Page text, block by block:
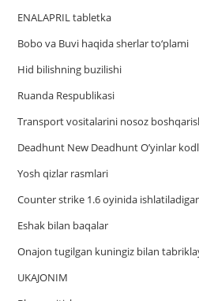
ENALAPRIL tabletka
Bobo va Buvi haqida sherlar to‘plami
Hid bilishning buzilishi
Ruanda Respublikasi
Trаnsport vositаlаrini nosoz
Deadhunt New Deadhunt O’yinlar
Yosh qizlar rasmlari
Counter strike 1.6 oyinida
Eshak bilan baqalar
Onajon tugilgan kuningiz bilan
UKAJONIM